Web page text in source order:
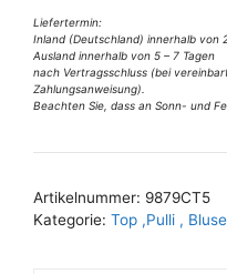
size
Gr
Liefertermin:
Inland (Deutschland) innerhalb von
Ausland innerhalb von 5 – 7 Tagen
nach Vertragsschluss (bei
Zahlungsanweisung).
Beachten Sie, dass an Sonn- und
v
e
:
Artikelnummer: 9879CT5
Kategorie: Top ,Pulli ,